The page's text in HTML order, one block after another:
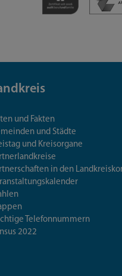
und Fakten
und Städte
und Kreisorgane
in den
Telefonnummern
2022